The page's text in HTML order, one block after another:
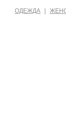
ОДЕЖДА